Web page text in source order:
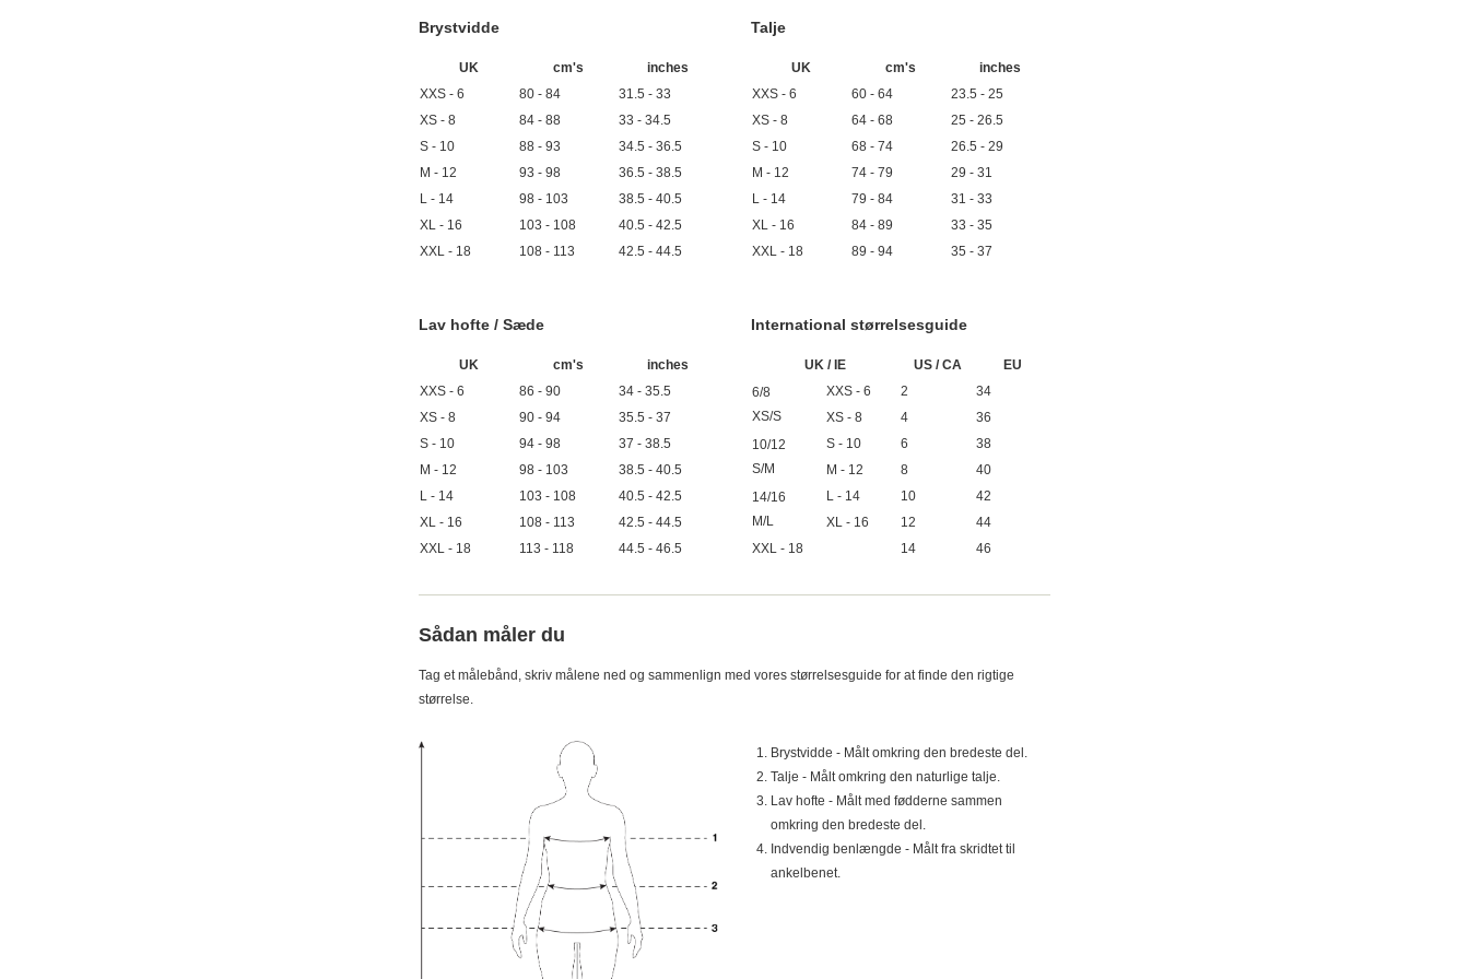
Brystvidde
UK cm's
inches
XXS - 6
80 - 84
31.5 - 33
XS - 8
84 - 88
33 - 34.5
S - 10
88 - 93
34.5 - 36.5
M - 12
93 - 98
36.5 - 38.5
L - 14
98 - 103
38.5 - 40.5
XL - 16
103 - 108
40.5 - 42.5
XXL - 18
108 - 113 42.5 - 44.5
Talje
UK cm's
inches
XXS - 6
60 - 64
23.5 - 25
XS - 8
64 - 68
25 - 26.5
S - 10
68 - 74
26.5 - 29
M - 12
74 - 79
29 - 31
L - 14
79 - 84
31 - 33
XL - 16
84 - 89
33 - 35
XXL - 18
89 - 94 35 - 37
Lav hofte / Sæde
UK cm's
inches
XXS - 6
86 - 90
34 - 35.5
XS - 8
90 - 94
35.5 - 37
S - 10
94 - 98
37 - 38.5
M - 12
98 - 103
38.5 - 40.5
L - 14
103 - 108
40.5 - 42.5
XL - 16
108 - 113
42.5 - 44.5
XXL - 18
113 - 118 44.5 - 46.5
International størrelsesguide
UK / IE US / CA
EU
6/8
XS/S
XXS - 6 2
34
XS - 8
4
36
10/12
S/M
S - 10 6
38
M - 12
8
40
14/16
M/L
L - 14 10
42
XL - 16
12
44
XXL - 18
14 46
Sådan måler du
Tag et målebånd, skriv målene ned og sammenlign med vores størrelsesguide for at finde den rigtige
størrelse.
Brystvidde - Målt omkring den bredeste del.
Talje - Målt omkring den naturlige talje.
Lav hofte - Målt med fødderne sammen
omkring den bredeste del.
Indvendig benlængde - Målt fra skridtet til
ankelbenet.